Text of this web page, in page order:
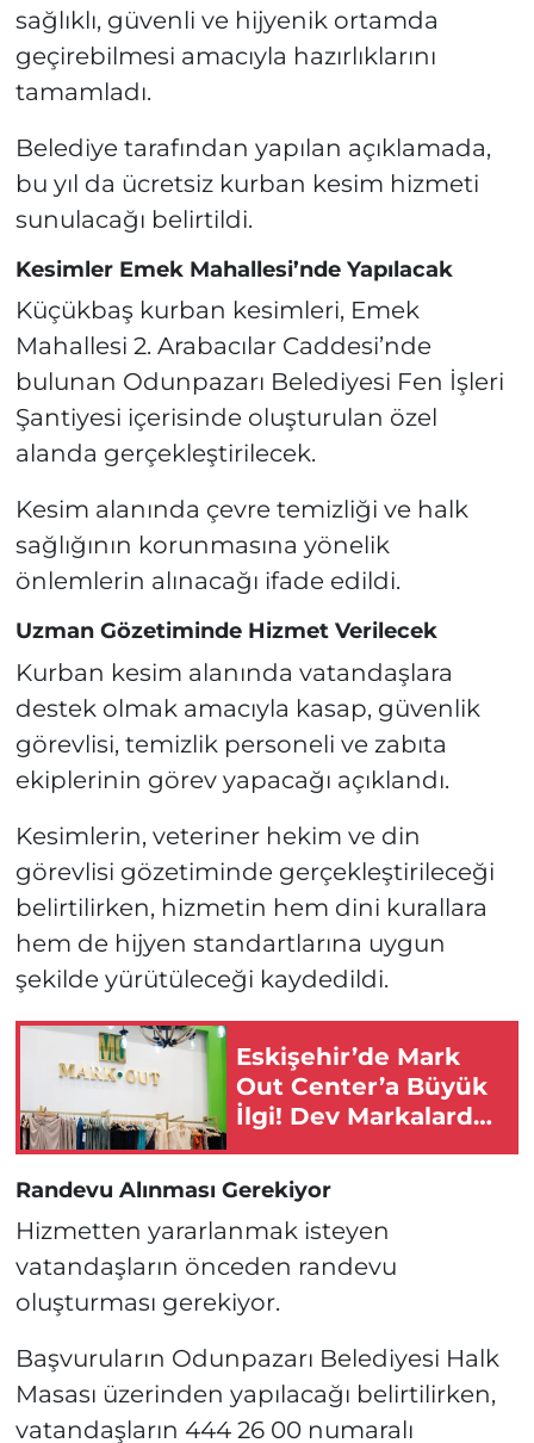
sağlıklı, güvenli ve hijyenik ortamda
geçirebilmesi amacıyla hazırlıklarını
tamamladı.
Belediye tarafından yapılan açıklamada,
bu yıl da ücretsiz kurban kesim hizmeti
sunulacağı belirtildi.
Kesimler Emek Mahallesi’nde Yapılacak
Küçükbaş kurban kesimleri, Emek
Mahallesi 2. Arabacılar Caddesi’nde
bulunan Odunpazarı Belediyesi Fen İşleri
Şantiyesi içerisinde oluşturulan özel
alanda gerçekleştirilecek.
Kesim alanında çevre temizliği ve halk
sağlığının korunmasına yönelik
önlemlerin alınacağı ifade edildi.
Uzman Gözetiminde Hizmet Verilecek
Kurban kesim alanında vatandaşlara
destek olmak amacıyla kasap, güvenlik
görevlisi, temizlik personeli ve zabıta
ekiplerinin görev yapacağı açıklandı.
Kesimlerin, veteriner hekim ve din
görevlisi gözetiminde gerçekleştirileceği
belirtilirken, hizmetin hem dini kurallara
hem de hijyen standartlarına uygun
şekilde yürütüleceği kaydedildi.
Eskişehir’de Mark
Out Center’a Büyük
İlgi! Dev Markalarda
Başladı!
Randevu Alınması Gerekiyor
Hizmetten yararlanmak isteyen
vatandaşların önceden randevu
oluşturması gerekiyor.
Başvuruların Odunpazarı Belediyesi Halk
Masası üzerinden yapılacağı belirtilirken,
vatandaşların 444 26 00 numaralı